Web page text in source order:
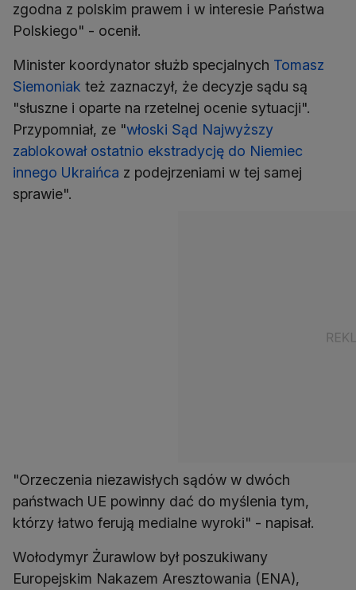
zgodna z polskim prawem i w interesie Państwa
Polskiego" - ocenił.
Minister koordynator służb specjalnych Tomasz
Siemoniak też zaznaczył, że decyzje sądu są
"słuszne i oparte na rzetelnej ocenie sytuacji".
Przypomniał, ze "włoski Sąd Najwyższy
zablokował ostatnio ekstradycję do Niemiec
innego Ukraińca z podejrzeniami w tej samej
sprawie".
"Orzeczenia niezawisłych sądów w dwóch
państwach UE powinny dać do myślenia tym,
którzy łatwo ferują medialne wyroki" - napisał.
Wołodymyr Żurawlow był poszukiwany
Europejskim Nakazem Aresztowania (ENA),